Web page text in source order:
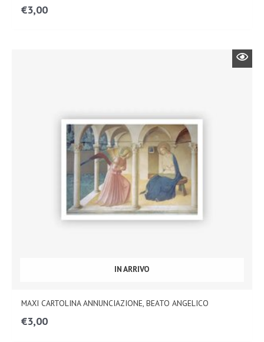
€3,00
IN ARRIVO
MAXI CARTOLINA ANNUNCIAZIONE, BEATO ANGELICO
€3,00